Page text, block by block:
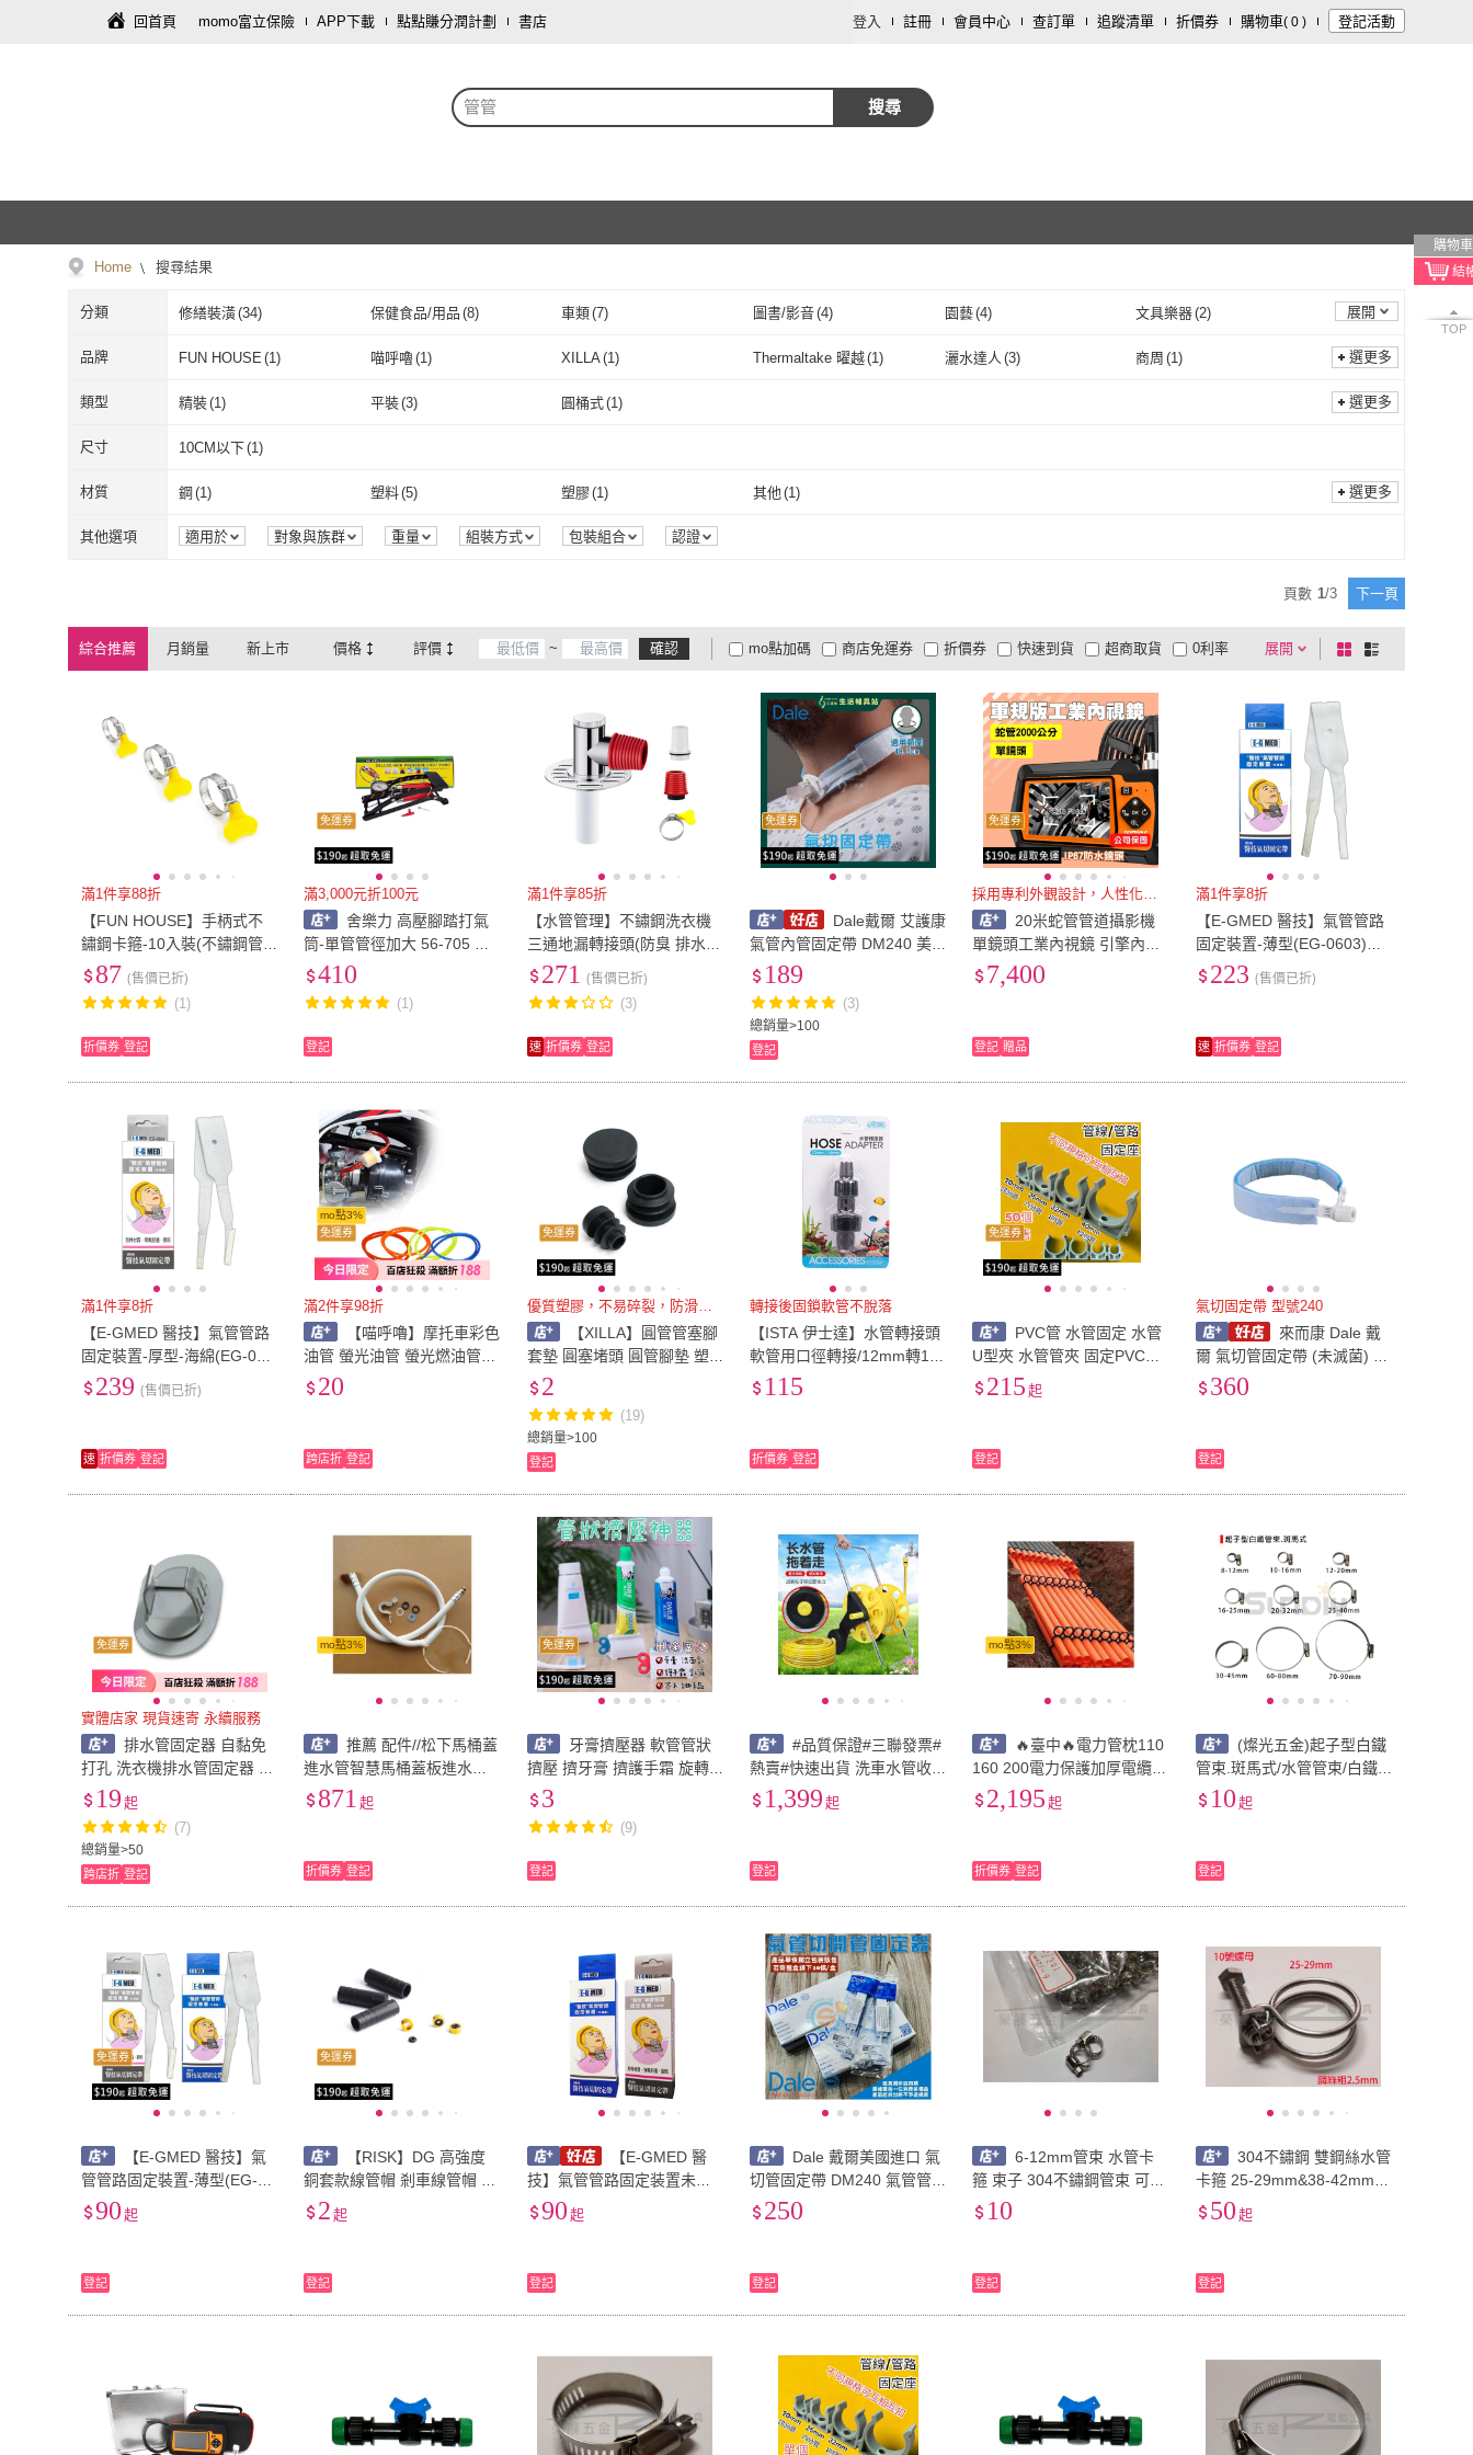
回首頁 momo富立保險 APP下載 點點賺分潤計劃 書店 登入 註冊 會員中心 查訂單 追蹤清單 折價券 購物車( 0 ) 登記活動
管管 搜尋
購物車
TOP
Home 搜尋結果
分類 修繕裝潢(34) 保健食品/用品 (8) 車類(7) 圖書/影音(4) 園藝(4) 文具樂器(2)
寢具傢飾 (2) 資訊電腦 ( 寵物 (1)
展開
品牌 FUN HOUSE (1) 喵呼嚕(1) XILLA (1) Thermaltake 曜越(1) 灑水達人 (3) 商周 (1)
印刻(2) 九歌(1) ISTA 伊士達
FUN HOUSE 喵呼嚕 XILLA
印刻 (2)
取消 選更多
類型 精裝(1) 平裝(3) 圓桶式(1)
精裝 (1)
選更多
尺寸 10CM以下(1)
10CM以下
材質 鋼(1) 塑料(5) 塑膠(1) 其他 (1)
鋼(1) 塑料 塑膠(
選更多
其他選項 適用於 對象與族群 重量 組裝方式 包裝組合 認證
頁數 1/3 下一頁
綜合推薦 月銷量 新上市 價格 評價 ~ 確認 展開
折價券
有影片
商品有量 電視購物
mo點加碼 快速到貨 超商取貨
低溫宅配
大家電安心配
大家電快配
定期配/分次配
商店免運券 0利率
貨到付款 超商付款
5
及以上 3 及以上 及以上 1 及以上
棋
盤
列
滿1件享88折
【FUN HOUSE】手柄式不
鏽鋼卡箍-10入裝(不鏽鋼管
束 白鐵管束 水管束環 水管
管束 調整器 固定圈)
87 (售價已折)
(1)
折價券 登記
免運券
滿3,000元折100元
舍樂力 高壓腳踏打氣
筒-單管管徑加大 56-705 腳
踩式打氣筒 打氣桶 充氣桶
金
410
(1)
登記
滿1件享85折
【水管管理】不鏽鋼洗衣機
三通地漏轉接頭(防臭 排水蓋
防溢水轉接頭 浴室 廁所 90
度轉接頭 轉彎頭)
271 (售價已折)
(3)
速 折價券 登記
免運券
Dale戴爾 艾護康
氣管內管固定帶 DM240 美
國進口 氣管管路固定裝置 戴
總銷量>100
189
(3)
登記
免運券
採用專利外觀設計，人性化的方式
20米蛇管管道攝影機
單鏡頭工業內視鏡 引擎內視
鏡 工業管道內窺鏡 管道內窺
鏡 工業內視鏡 165-VB5200
7,400
登記 贈品
滿1件享8折
【E-GMED 醫技】氣管管路
固定裝置-薄型(EG-0603)氣
切固定帶
223 (售價已折)
速 折價券 登記
滿1件享8折
【E-GMED 醫技】氣管管路
固定裝置-厚型-海綿(EG-060
4)氣切固定帶
239 (售價已折)
速 折價券 登記
mo點3%
免運券
滿2件享98折
【喵呼嚕】摩托車彩色
油管 螢光油管 螢光燃油管
機車燃油管 化油器油管管
20
跨店折 登記
免運券
優質塑膠，不易碎裂，防滑耐磨
【XILLA】圓管管塞腳
套墊 圓塞堵頭 圓管腳墊 塑
膠管塞 塑膠封頭 塑膠塞 管
塑膠內塞
總銷量>100
2
(19)
登記
轉接後固鎖軟管不脫落
【ISTA 伊士達】水管轉接頭
軟管用口徑轉接/12mm轉16
mm(可轉換水管管徑連接 I96
115
折價券 登記
免運券
PVC管 水管固定 水管
U型夾 水管管夾 固定PVC管
固定座
215 起
登記
氣切固定帶 型號240
來而康 Dale 戴
爾 氣切管固定帶 (未滅菌) 氣
切固定帶 型號240 氣管管路
360
登記
免運券
實體店家 現貨速寄 永續服務
排水管固定器 自黏免
打孔 洗衣機排水管固定器 水
管固定器 水管管夾 水管夾
水管固定扣 管材固定 排水管
固定
總銷量>50
19 起
(7)
跨店折 登記
mo點3%
推薦 配件//松下馬桶蓋
進水管智慧馬桶蓋板進水管
配件卡扣接水管連接管管子
871 起
折價券 登記
免運券
牙膏擠壓器 軟管管狀
擠壓 擠牙膏 擠護手霜 旋轉
擠壓器 軟管擠壓器 管狀擠壓
3
(9)
登記
#品質保證#三聯發票#
熱賣#快速出貨 洗車水管收
納水管車高壓軟管管器架子
傢用捲綫器水槍盤管澆花工
1,399 起
登記
mo點3%
🔥臺中🔥電力管枕110
160 200電力保護加厚電纜排
管管件通信管枕配件通用
2,195 起
折價券 登記
(燦光五金)起子型白鐵
管束.斑馬式/水管管束/白鐵
管束/水管緊固件
10 起
登記
免運券
【E-GMED 醫技】氣
管管路固定裝置-薄型(EG-06
03)、厚款海綿(EG-0604)-氣
切固定帶
90 起
登記
免運券
【RISK】DG 高強度
銅套款線管帽 剎車線管帽 變
速線管帽 剎車線管套頭 剎車
外管套頭 煞車外管管帽 變速
2 起
登記
【E-GMED 醫
技】氣管管路固定装置未滅
菌 氣切固定帶 織帶款 / 泡棉
90 起
登記
Dale 戴爾美國進口 氣
切管固定帶 DM240 氣管管
路固定裝置 氣切 戴爾氣切管
250
登記
6-12mm管束 水管卡
箍 束子 304不鏽鋼管束 可調
式束子 水管配件 鋼絲水管配
10
登記
304不鏽鋼 雙鋼絲水管
卡箍 25-29mm&38-42mm
不鏽鋼雙層鋼絲管束 水管管
束 水管卡箍 束子
50 起
登記